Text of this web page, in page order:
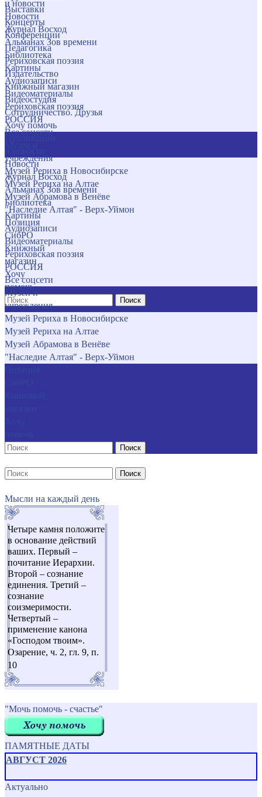
и новости
Новости
Журнал Восход
Альманах Зов времени
Библиотека
Картины
Аудиозаписи
Видеоматериалы
Рериховская поэзия
РОССИЯ
Все соцсети
учреждения
Музей Рериха в Новосибирске
Музей Рериха на Алтае
Музей Абрамова в Венёве
"Наследие Алтая" - Верх-Уймон
Позиция
СибРО
Книжный
магазин
Хочу
помочь
Поиск
Выставки
Концерты
Конференции
Педагогика
Рериховская поэзия
Издательство
Книжный магазин
Видеостудия
Сотрудничество. Друзья
Хочу помочь
Новости
Журнал Восход
Альманах Зов времени
Библиотека
Картины
Аудиозаписи
Видеоматериалы
Рериховская поэзия
РОССИЯ
Все соцсети
Музеи и
учреждения
Музей Рериха в Новосибирске
Музей Рериха на Алтае
Музей Абрамова в Венёве
"Наследие Алтая" - Верх-Уймон
Поиск
Поиск
Мысли на каждый день
Четыре камня положите
в основание действий
ваших. Первый –
почитание Иерархии.
Второй – сознание
единения. Третий –
сознание
соизмеримости.
Четвертый –
применение канона
«Господом твоим».
Озарение, ч. 2, гл. 9, п.
10
"Мочь помочь - счастье"
ПАМЯТНЫЕ ДАТЫ
АВГУСТ 2026
Актуально